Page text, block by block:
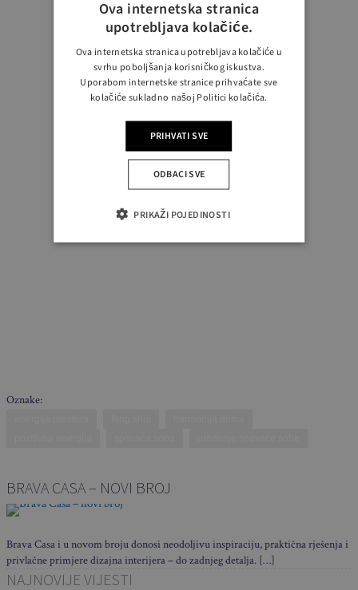
Oznake:
BRAVA CASA – NOVI BROJ
Brava Casa i u novom broju donosi neodoljivu inspiraciju, praktična rješenja i
privlačne primjere dizajna interijera – do zadnjeg detalja. […]
NAJNOVIJE VIJESTI
Sklapa se u nekoliko sekundi i nosi poput torbe:
Ovaj…
Ova internetska stranica
upotrebljava kolačiće.
Ova internetska stranica upotrebljava kolačiće u
svrhu poboljšanja korisničkog iskustva.
Uporabom internetske stranice prihvaćate sve
kolačiće sukladno našoj Politici kolačića.
PRIHVATI SVE
ODBACI SVE
PRIKAŽI POJEDINOSTI